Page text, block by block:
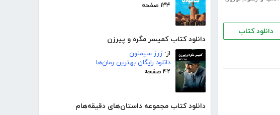
۱۳۴ صفحه
دانلود کتاب کمیسر مگره و پیرزن
از:ژرژ سیمنون
دانلود رایگان بهترین رمان‌ها
۴۲ صفحه
دانلود کتاب مجموعه داستان‌های دقیقه‌هام
دانلود کتاب